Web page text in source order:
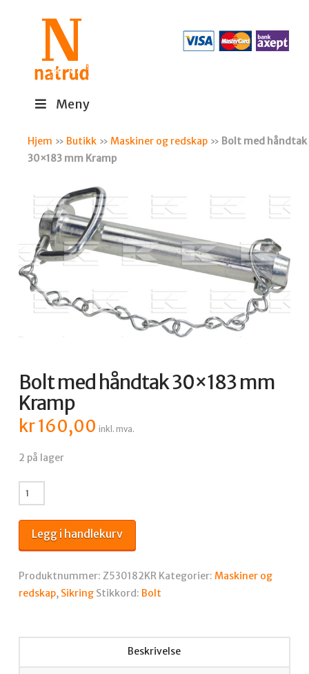
Meny
Hjem » Butikk »Maskiner og redskap » Bolt med håndtak
30×183 mm Kramp
Bolt med håndtak 30×183 mm
Kramp
kr160,00 inkl. mva.
2 på lager
Bolt
med
håndtak
30x183
Kramp
antall
Legg i handlekurv
Produktnummer: Z530182KR Kategorier: Maskiner og
redskap, Sikring Stikkord: Bolt
Beskrivelse